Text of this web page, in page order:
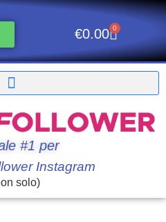
€0.00 0
#1 per
Instagram
solo)